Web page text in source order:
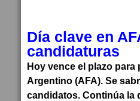
Día clave en
candidaturas
Hoy vence el plazo
Argentino (AFA). Se
candidatos. Continúa la